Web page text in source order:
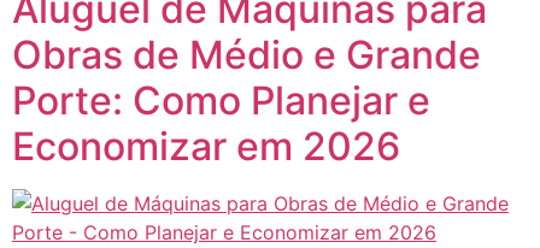
Obras de Médio e Grande
Porte: Como Planejar e
Economizar em 2026